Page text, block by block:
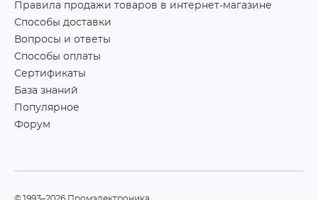
Правила продажи товаров в интернет-магазине
Способы доставки
Вопросы и ответы
Способы оплаты
Сертификаты
База знаний
Популярное
Форум